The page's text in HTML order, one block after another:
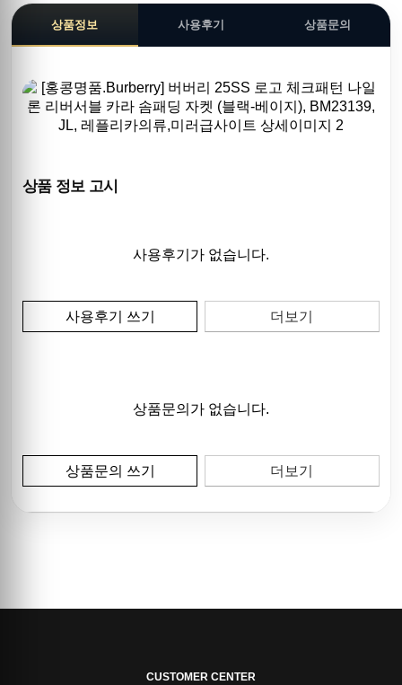
상품정보 사용후기 상품문의
상품 정보 고시
사용후기가 없습니다.
사용후기 쓰기 더보기
상품문의가 없습니다.
상품문의 쓰기 더보기
CUSTOMER CENTER